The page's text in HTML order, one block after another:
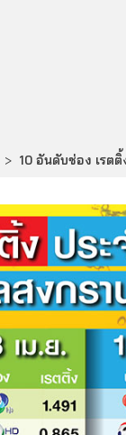
> 10 อันดับช่อง เรต